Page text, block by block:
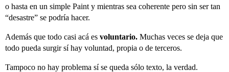
o hasta en un simple Paint y mientras sea coherente pero sin ser tan
“desastre” se podría hacer.
Además que todo casi acá es voluntario. Muchas veces se deja que
todo pueda surgir sí hay voluntad, propia o de terceros.
Tampoco no hay problema sí se queda sólo texto, la verdad.